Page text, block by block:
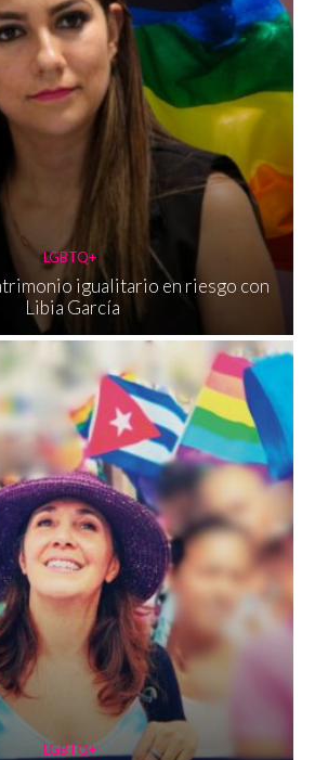
LGBTQ+
igualitario en riesgo con
Libia García
LGBTQ+